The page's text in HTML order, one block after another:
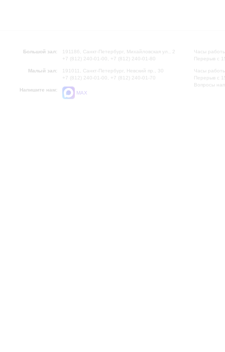
Большой зал:
191186, Санкт-Петербург, Михайловская ул., 2
+7 (812) 240-01-00, +7 (812) 240-01-80
Малый зал:
191011, Санкт-Петербург, Невский пр., 30
+7 (812) 240-01-00, +7 (812) 240-01-70
Напишите нам:
MAX
Часы
Перерыв с
Часы
Перерыв с
Вопросы